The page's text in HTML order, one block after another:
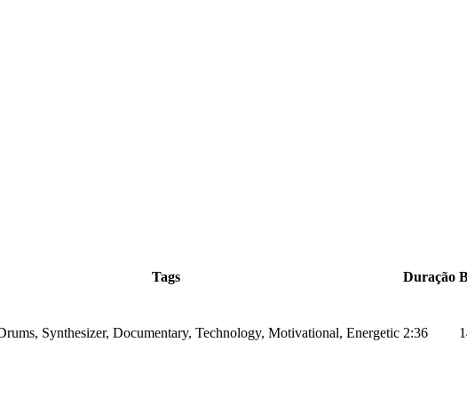
Tags Duração
Synthesizer, Documentary, Technology, Motivational, Energetic 2:36